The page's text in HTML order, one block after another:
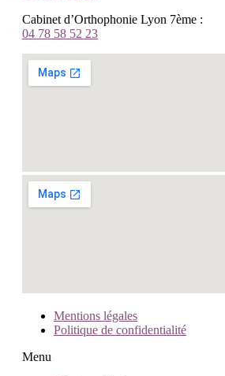
Cabinet d’Orthophonie Lyon 7ème :
04 78 58 52 23
Mentions légales
Politique de confidentialité
Menu